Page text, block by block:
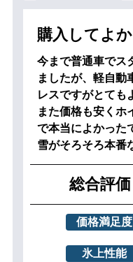
購入してよ
今まで普通車でス
ましたが、軽自動
レスですがとても
また価格も安くホ
で本当によかった
雪がそろそろ本番
総合評価
価格満足度
氷上性能